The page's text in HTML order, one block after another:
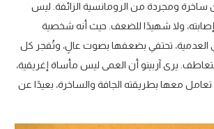
ساخرة ومجردة من الرومانسية الزائفة. ليس
ولا شهيدًا للضعف. حيث أنه شخصية
العدمية، تحتفي بضعفها بصوت عالٍ، وتُفجر كل
يرى آربينو أن العمى ليس مأساة إغريقية،
تعامل معها بطريقته الجافة والساخرة، بعيدًا عن